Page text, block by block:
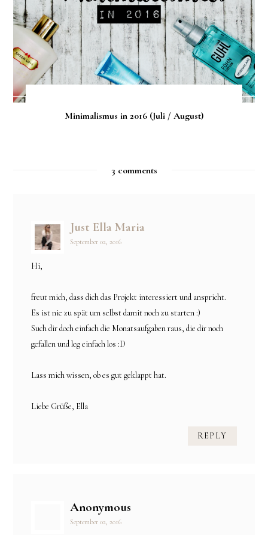
Minimalismus in 2016 (Juli / August)
3 comments
Just Ella Maria
September 02, 2016
Hi,
freut mich, dass dich das Projekt interessiert und anspricht.
Es ist nie zu spät um selbst damit noch zu starten :)
Such dir doch einfach die Monatsaufgaben raus, die dir noch
gefallen und leg einfach los :D
Lass mich wissen, ob es gut geklappt hat.
Liebe Grüße, Ella
REPLY
Anonymous
September 02, 2016